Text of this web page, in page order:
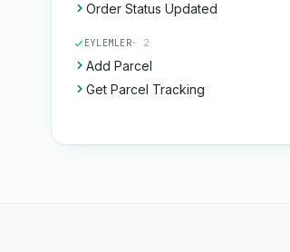
Order Status Updated
EYLEMLER· 2
Add Parcel
Get Parcel Tracking